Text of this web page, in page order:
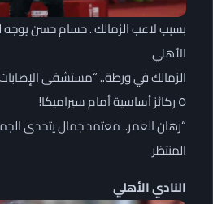
بسبب لاعب الزمالك.. حسام حسن
الأهلي
الزمالك في ورطة.. “مستشفى
٥ ركائز أساسية أمام سيراميكا!
“رهان العمر.. معتمد جمال يتحدى
المنتظر
النادي الأهلي